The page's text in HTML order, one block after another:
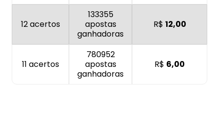
12 acertos
133355
apostas
ganhadoras
R$ 12,00
11 acertos
780952
apostas
ganhadoras
R$ 6,00